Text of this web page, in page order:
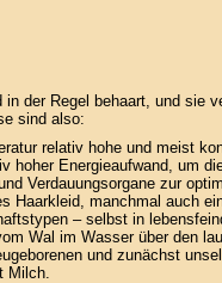
in der Regel behaart, und sie
sind also:
relativ hohe und meist
hoher Energieaufwand, um
Verdauungsorgane zur
Haarkleid, manchmal auch
– selbst in
Wal im Wasser über den
und zunächst
Milch.